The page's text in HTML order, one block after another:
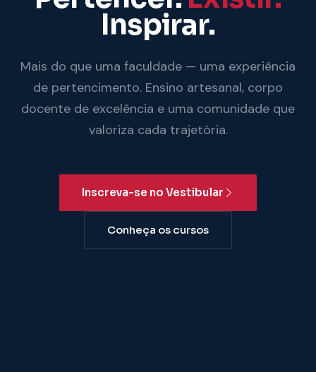
Inspirar.
Mais do que uma faculdade — uma experiência
de pertencimento. Ensino artesanal, corpo
docente de excelência e uma comunidade que
valoriza cada trajetória.
Inscreva-se no Vestibular
Conheça os cursos